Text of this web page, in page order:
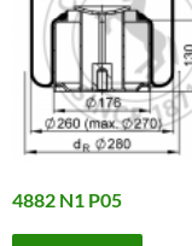
4882 N1 P05